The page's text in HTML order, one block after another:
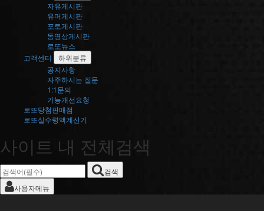
자유게시판
유머게시판
포토게시판
동영상게시판
로또뉴스
고객센터
하위분류
공지사항
자주하시는 질문
1:1문의
기능개선요청
로또당첨판매점
로또실수령액계산기
사이트 내 전체검색
검색
사용자메뉴